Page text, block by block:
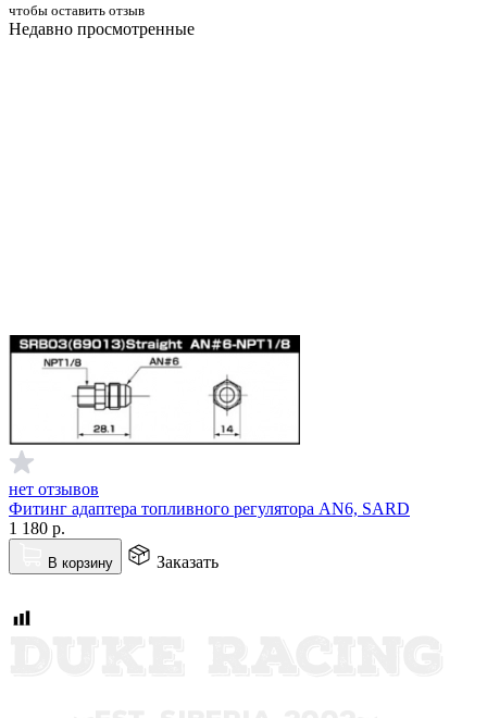
чтобы оставить отзыв
Недавно просмотренные
нет отзывов
Фитинг адаптера топливного регулятора AN6, SARD
1 180 р.
В корзину Заказать